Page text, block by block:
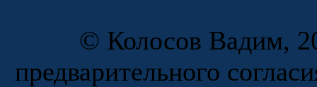
© Колосов Вадим,
предварительного